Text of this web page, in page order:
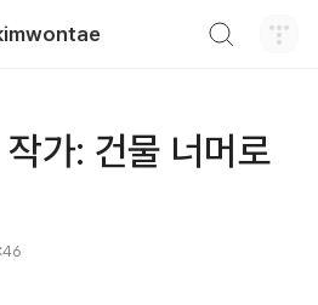
가: 건물 너머로